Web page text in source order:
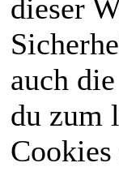
dieser
auch
du zum